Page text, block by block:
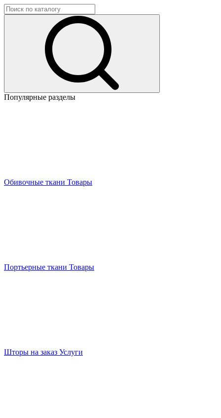
Популярные разделы
Обивочные ткани Товары
Портьерные ткани Товары
Шторы на заказ Услуги